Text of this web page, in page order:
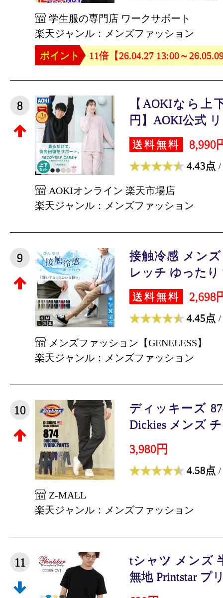
学生服の専門店 ワークサポート
楽天ジャンル：メンズファッション
ポイント
11倍【26.04.27 13:00～
8
【AOKIなら上
円】AOKI公式
送料無料 8,990
4.43点 /
AOKIオンライン 楽天市場店
楽天ジャンル：メンズファッション
9
接触冷感 メン
レッチ ゆったり
送料無料 2,698
4.45点 /
メンズファッション【GENELESS】
楽天ジャンル：メンズファッション
10
ディッキーズ
Dickies メンズ
3,980円
4.58点 /
Z-MALL
楽天ジャンル：メンズファッション
11
tシャツ メンズ
無地 Printstar プ